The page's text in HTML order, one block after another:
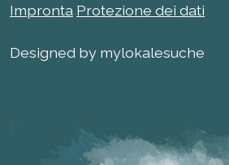
Impronta Protezione dei dati
Designed by mylokalesuche